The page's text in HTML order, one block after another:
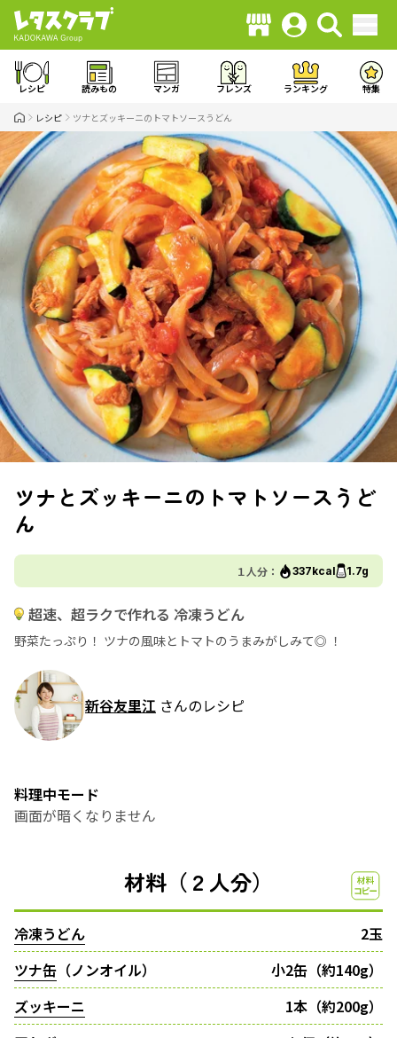
レシピ 読みもの マンガ フレンズ ランキング 特集
レシピ ツナとズッキーニのトマトソースうどん
ツナとズッキーニのトマトソースうど
ん
１人分： 337kcal 1.7g
超速、超ラクで作れる 冷凍うどん
野菜たっぷり！ ツナの風味とトマトのうまみがしみて◎ ！
新谷友里江 さんのレシピ
料理中モード
画面が暗くなりません
材料（２人分）
冷凍うどん
2玉
ツナ缶 （ノンオイル）
小2缶（約140g）
ズッキーニ
1本（約200g）